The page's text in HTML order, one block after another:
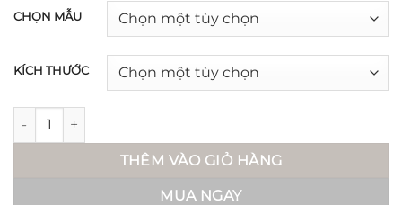
CHỌN MẪU
KÍCH THƯỚC
Hũ thuỷ tinh nắp gỗ kín khí - Iru số lượng
THÊM VÀO GIỎ HÀNG
MUA NGAY